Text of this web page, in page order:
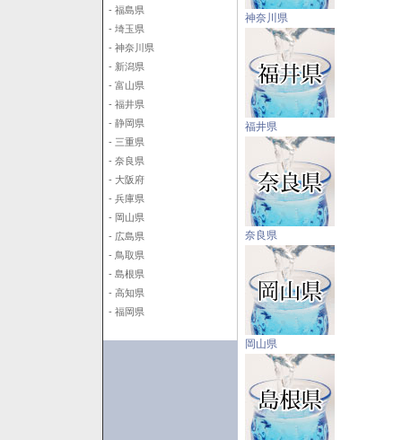
- 福島県
- 埼玉県
- 神奈川県
- 新潟県
- 富山県
- 福井県
- 静岡県
- 三重県
- 奈良県
- 大阪府
- 兵庫県
- 岡山県
- 広島県
- 鳥取県
- 島根県
- 高知県
- 福岡県
神奈川県
福井県
奈良県
岡山県